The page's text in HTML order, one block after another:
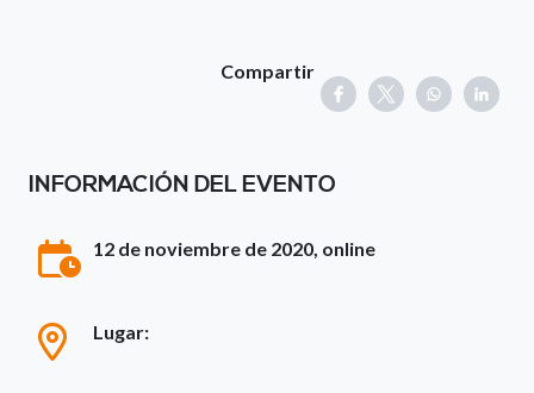
Compartir
INFORMACIÓN DEL EVENTO
12 de noviembre de 2020, online
Lugar: